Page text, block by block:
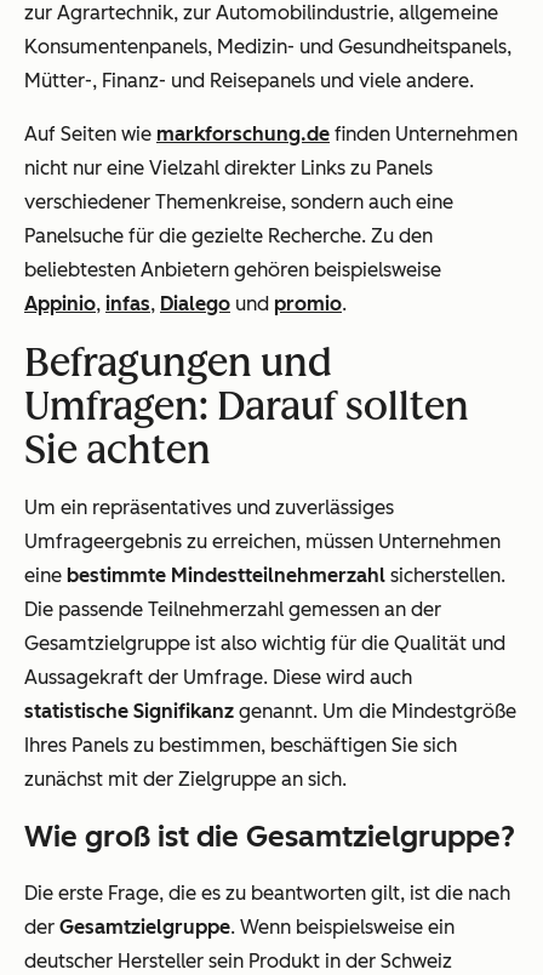
zur Agrartechnik, zur Automobilindustrie, allgemeine
Konsumentenpanels, Medizin- und Gesundheitspanels,
Mütter-, Finanz- und Reisepanels und viele andere.
Auf Seiten wie markforschung.de finden Unternehmen
nicht nur eine Vielzahl direkter Links zu Panels
verschiedener Themenkreise, sondern auch eine
Panelsuche für die gezielte Recherche. Zu den
beliebtesten Anbietern gehören beispielsweise
Appinio, infas, Dialego und promio.
Befragungen und
Umfragen: Darauf sollten
Sie achten
Um ein repräsentatives und zuverlässiges
Umfrageergebnis zu erreichen, müssen Unternehmen
eine bestimmte Mindestteilnehmerzahl sicherstellen.
Die passende Teilnehmerzahl gemessen an der
Gesamtzielgruppe ist also wichtig für die Qualität und
Aussagekraft der Umfrage. Diese wird auch
statistische Signifikanz genannt. Um die Mindestgröße
Ihres Panels zu bestimmen, beschäftigen Sie sich
zunächst mit der Zielgruppe an sich.
Wie groß ist die Gesamtzielgruppe?
Die erste Frage, die es zu beantworten gilt, ist die nach
der Gesamtzielgruppe. Wenn beispielsweise ein
deutscher Hersteller sein Produkt in der Schweiz